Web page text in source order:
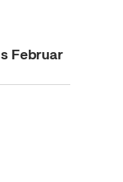
Februar